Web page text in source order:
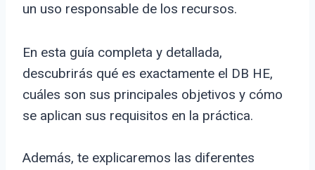
un uso responsable de los recursos.
En esta guía completa y detallada,
descubrirás qué es exactamente el DB HE,
cuáles son sus principales objetivos y cómo
se aplican sus requisitos en la práctica.
Además, te explicaremos las diferentes